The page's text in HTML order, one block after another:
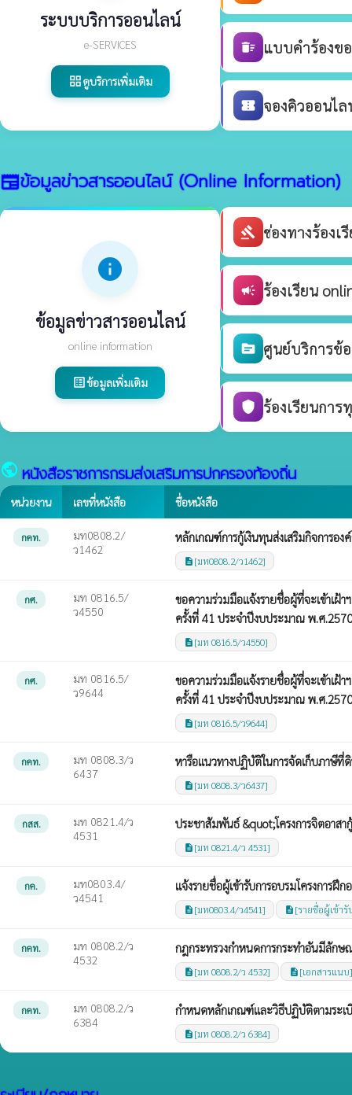
ระบบบริการออนไลน์
e-SERVICES
grid_viewดูบริการเพิ่มเติม
delete_sweep แบบคำร้องข
confirmation_number จองคิวออนไ
newspaperข้อมูลข่าวสารออนไลน์ (Online Information)
info
ข้อมูลข่าวสารออนไลน์
online information
list_altข้อมูลเพิ่มเติม
gavel ช่องทางร้อง
campaign ร้องเรียน
source ศูนย์บริการข้
shield ร้องเรียนกา
public หนังสือราชการกรมส่งเสริมการปกครองท้องถิ่น
หน่วยงาน เลขที่หนังสือ ชื่อหนังสือ
กคท.
มท0808.2/
ว1462
หลักเกณฑ์การกู้เงินทุนส่งเสริมกิจการอง
description [มท0808.2/ว1462]
กศ.
มท 0816.5/
ว4550
ขอความร่วมมือแจ้งรายชื่อผู้ที่จะเข้าเฝ้
ครั้งที่ 41 ประจำปีงบประมาณ พ.ศ.2570
description [มท 0816.5/ว4550]
กศ.
มท 0816.5/
ว9644
ขอความร่วมมือแจ้งรายชื่อผู้ที่จะเข้าเฝ้
ครั้งที่ 41 ประจำปีงบประมาณ พ.ศ.2570
description [มท 0816.5/ว9644]
กคท.
มท 0808.3/ว
6437
หารือแนวทางปฏิบัติในการจัดเก็บภาษีที่
description [มท 0808.3/ว6437]
กสส.
มท 0821.4/ว
4531
ประชาสัมพันธ์ &quot;โครงการจิตอาส
description [มท 0821.4/ว 4531]
กค.
มท0803.4/
ว4541
แจ้งรายชื่อผู้เข้ารับการอบรมโครงการ
description [มท0803.4/ว4541] description [รายชื่อผู้เข้ารั
กคท.
มท 0808.2/ว
4532
กฎกระทรวงกำหนดการกระทำอันมีลักษ
description [มท 0808.2/ว 4532] description [เอกสารแนบ]
กคท.
มท 0808.2/ว
6384
กำหนดหลักเกณฑ์และวิธีปฏิบัติตามระเ
description [มท 0808.2/ว 6384]